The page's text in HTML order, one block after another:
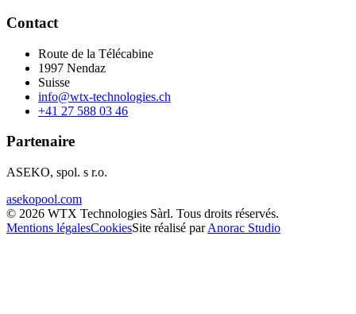
Contact
Route de la Télécabine
1997 Nendaz
Suisse
info@wtx-technologies.ch
+41 27 588 03 46
Partenaire
ASEKO, spol. s r.o.
asekopool.com
© 2026 WTX Technologies Sàrl. Tous droits réservés.
Mentions légalesCookiesSite réalisé par Anorac Studio